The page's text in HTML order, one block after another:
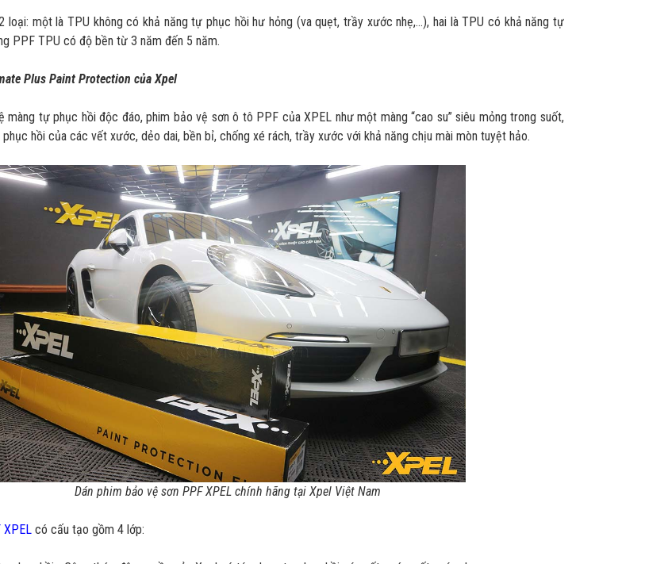
loại: một là TPU không có khả năng tự phục hồi hư hỏng (va quẹt, trầy xước nhẹ,...), hai là TPU có khả năng tự
PPF TPU có độ bền từ 3 năm đến 5 năm.
Plus Paint Protection của Xpel
màng tự phục hồi độc đáo, phim bảo vệ sơn ô tô PPF của XPEL như một màng “cao su” siêu mỏng trong suốt,
hồi của các vết xước, dẻo dai, bền bỉ, chống xé rách, trầy xước với khả năng chịu mài mòn tuyệt hảo.
Dán phim bảo vệ sơn PPF XPEL chính hãng tại Xpel Việt Nam
XPELcó cấu tạo gồm 4 lớp: